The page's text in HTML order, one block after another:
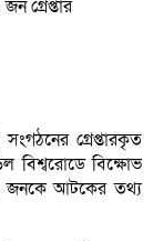
গ্রেপ্তারকৃত
বিশ্বরোডে বিক্ষোভ
জনকে আটকের তথ্য